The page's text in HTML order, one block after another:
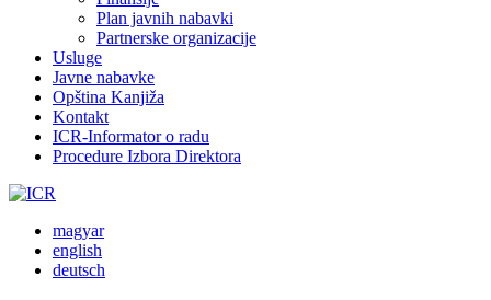
Plan javnih nabavki
Partnerske organizacije
Usluge
Javne nabavke
Opština Kanjiža
Kontakt
ICR-Informator o radu
Procedure Izbora Direktora
magyar
english
deutsch